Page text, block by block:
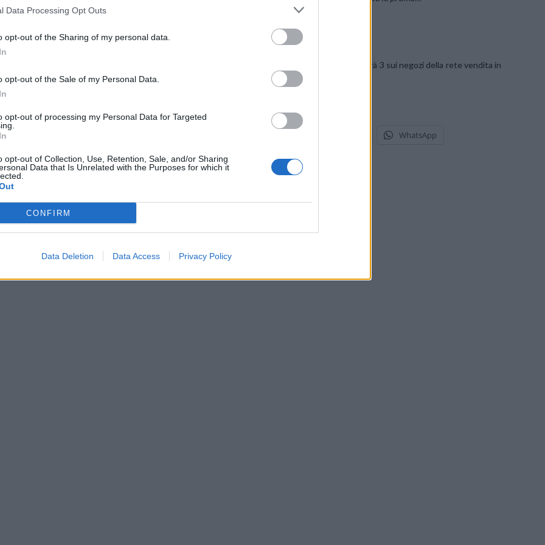
Data Processing Opt Outs
opt-out of the Sharing of my personal data.
opt-out of the Sale of my Personal Data.
opt-out of processing my Personal Data for Targeted
opt-out of Collection, Use, Retention, Sale, and/or Sharing
Data that Is Unrelated with the Purposes for which it
CONFIRM
Data Deletion Data Access Privacy Policy
Ovviamente per partecipare bisognerà essere iscritti a 4SQ e seguire gli aggiornamenti che darà 3 sui negozi della rete vendita in
cui sarà possibile avere lo speciale omaggio a tutt’oggi sconosciuto.
CONDIVIDI QUESTO ARTICOLO:
WhatsApp
Stampa Altro